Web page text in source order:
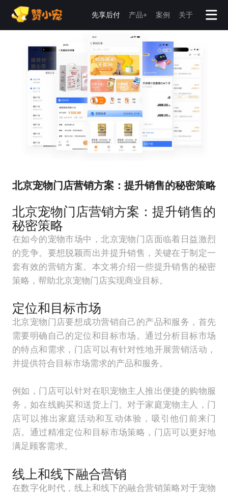
先享后付 产品+ 案例 关于
北京宠物门店营销方案：提升销售的秘密策略
北京宠物门店营销方案：提升销售的
秘密策略
在如今的宠物市场中，北京宠物门店面临着日益激烈
的竞争。要想脱颖而出并提升销售，关键在于制定一
套有效的营销方案。本文将介绍一些提升销售的秘密
策略，帮助北京宠物门店实现商业目标。
定位和目标市场
北京宠物门店要想成功营销自己的产品和服务，首先
需要明确自己的定位和目标市场。通过分析目标市场
的特点和需求，门店可以有针对性地开展营销活动，
并提供符合目标市场需求的产品和服务。
例如，门店可以针对在职宠物主人推出便捷的购物服
务，如在线购买和送货上门。对于家庭宠物主人，门
店可以推出家庭活动和互动体验，吸引他们前来门
店。通过精准定位和目标市场策略，门店可以更好地
满足顾客需求。
线上和线下融合营销
在数字化时代，线上和线下的融合营销策略对于宠物